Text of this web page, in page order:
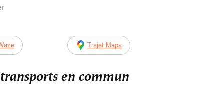
Trajet Maps
en commun